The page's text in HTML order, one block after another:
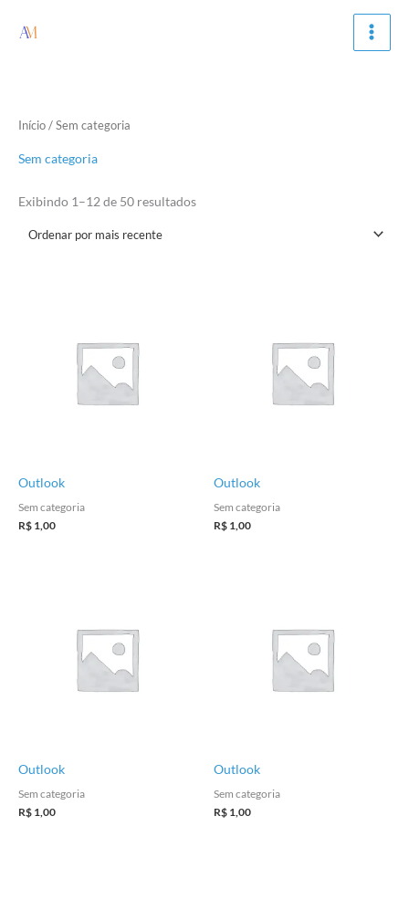
para
Início / Sem categoria
Sem categoria
Exibindo 1–12 de 50 resultados
Outlook
Sem categoria
R$ 1,00
Outlook
Sem categoria
R$ 1,00
Outlook
Sem categoria
R$ 1,00
Outlook
Sem categoria
R$ 1,00